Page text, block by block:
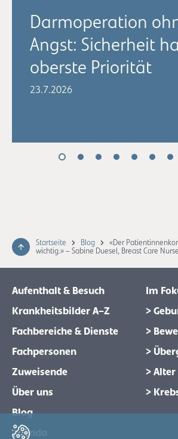
Darmoperation
Angst: Sicherheit
oberste Priorität
23.7.2026
Startseite Blog
«Der
wichtig.» – Sabine Duesel, Breast Care Nurse
Aufenthalt & Besuch
Krankheitsbilder A–Z
Fachbereiche & Dienste
Fachpersonen
Zuweisende
Über uns
Blog
Agenda
Im
>
>
>
> Alter
>